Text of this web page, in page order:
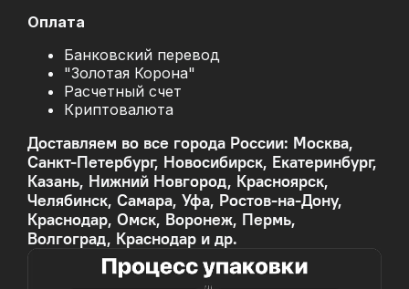
Оплата
Банковский перевод
"Золотая Корона"
Расчетный счет
Криптовалюта
Доставляем во все города России: Москва,
Санкт-Петербург, Новосибирск, Екатеринбург,
Казань, Нижний Новгород, Красноярск,
Челябинск, Самара, Уфа, Ростов-на-Дону,
Краснодар, Омск, Воронеж, Пермь,
Волгоград, Краснодар и др.